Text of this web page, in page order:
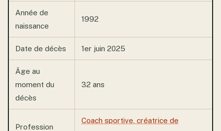
Année de
naissance
1992
Date de décès 1er juin 2025
Âge au
moment du
décès
32 ans
Profession
Coach sportive créatrice de